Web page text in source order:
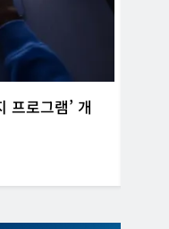
프로그램’ 개